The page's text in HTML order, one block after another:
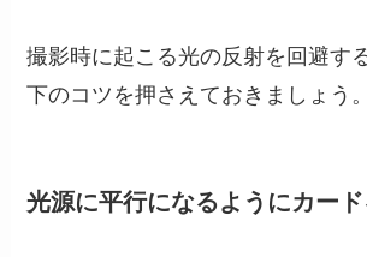
撮影時に起こる光の反射を回避す
下のコツを押さえておきましょう。
光源に平行になるようにカード